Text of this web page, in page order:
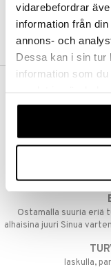
vidarebefordrar
information från
annons- och
Dessa kan i sin tur
information som
våra cookies vid
LUO ASIAKAS
Aina maksuton
tuotteen tai
Ennen kello 13.00
Ostamalla suuria
alhaisina juuri Sinua
laskulla,